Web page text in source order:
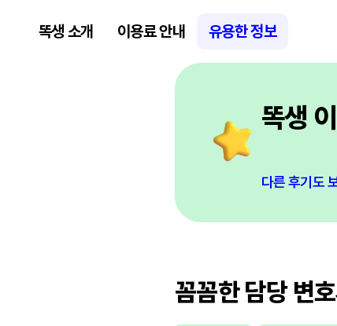
똑생 소개 이용료 안내 유용한 정보
똑생
다른 후기도
꼼꼼한 담당 변